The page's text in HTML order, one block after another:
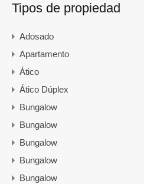
Tipos de propiedad
Adosado
Apartamento
Ático
Ático Dúplex
Bungalow
Bungalow
Bungalow
Bungalow
Bungalow